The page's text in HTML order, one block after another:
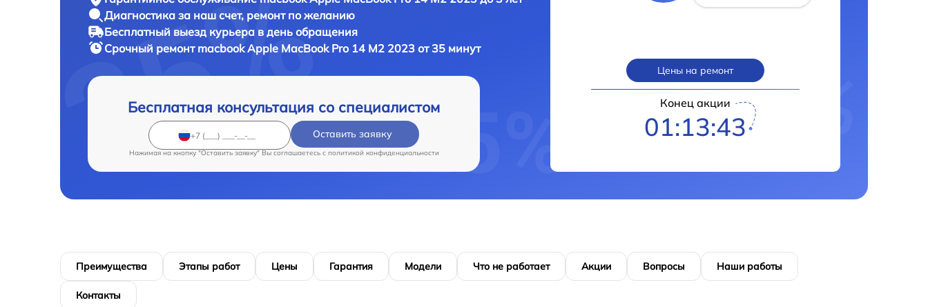
Диагностика за наш счет, ремонт по желанию
Бесплатный выезд курьера в день обращения
Срочный ремонт macbook Apple MacBook Pro 14 M2 2023 от 35 минут
Бесплатная консультация со специалистом
Оставить заявку
Нажимая на кнопку "Оставить заявку" Вы соглашаетесь c политикой конфиденциальности
Цены на ремонт
Конец акции
01:13:42
Преимущества Этапы работ Цены Гарантия Модели Что не работает Акции Вопросы Наши работы
Контакты